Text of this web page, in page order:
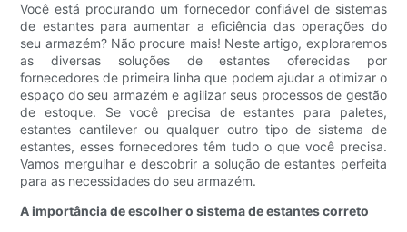
Você está procurando um fornecedor confiável de sistemas
de estantes para aumentar a eficiência das operações do
seu armazém? Não procure mais! Neste artigo, exploraremos
as diversas soluções de estantes oferecidas por
fornecedores de primeira linha que podem ajudar a otimizar o
espaço do seu armazém e agilizar seus processos de gestão
de estoque. Se você precisa de estantes para paletes,
estantes cantilever ou qualquer outro tipo de sistema de
estantes, esses fornecedores têm tudo o que você precisa.
Vamos mergulhar e descobrir a solução de estantes perfeita
para as necessidades do seu armazém.
A importância de escolher o sistema de estantes correto